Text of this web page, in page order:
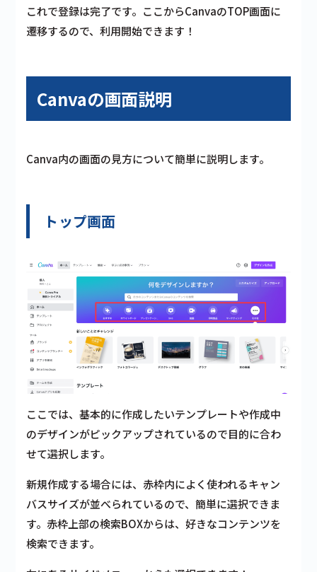
これで登録は完了です。ここからCanvaのTOP画面に
遷移するので、利用開始できます！
Canvaの画面説明
Canva内の画面の見方について簡単に説明します。
トップ画面
ここでは、基本的に作成したいテンプレートや作成中
のデザインがピックアップされているので目的に合わ
せて選択します。
新規作成する場合には、 赤枠内によく使われるキャン
バスサイズが並べられているので、簡単に選択できま
す。 赤枠上部の検索BOXからは、好きなコンテンツを
検索できます。